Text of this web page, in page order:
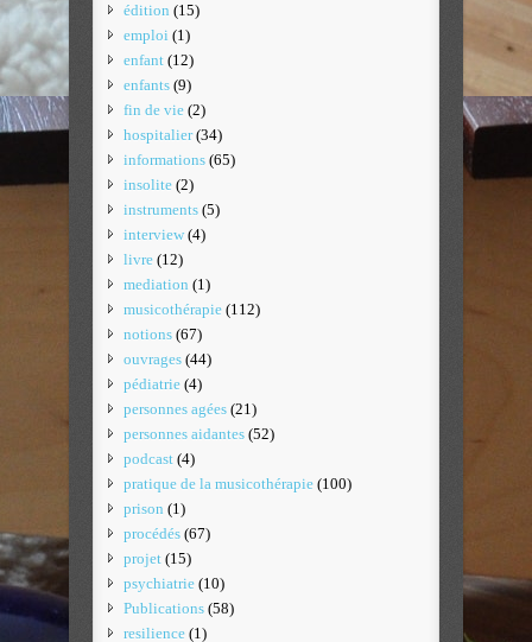
édition (15)
emploi (1)
enfant (12)
enfants (9)
fin de vie (2)
hospitalier(34)
informations (65)
insolite (2)
instruments (5)
interview (4)
livre (12)
mediation (1)
musicothérapie (112)
notions (67)
ouvrages (44)
pédiatrie (4)
personnes agées (21)
personnes aidantes (52)
podcast (4)
pratique de la musicothérapie (100)
prison (1)
procédés (67)
projet (15)
psychiatrie (10)
Publications (58)
resilience (1)